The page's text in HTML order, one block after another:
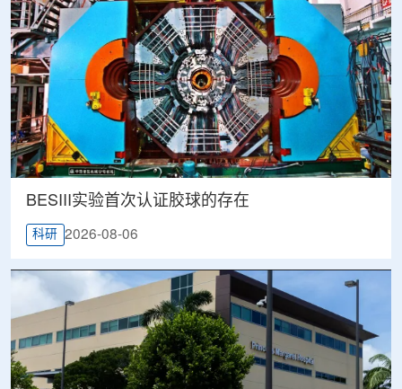
BESIII实验首次认证胶球的存在
科研 2026-08-06